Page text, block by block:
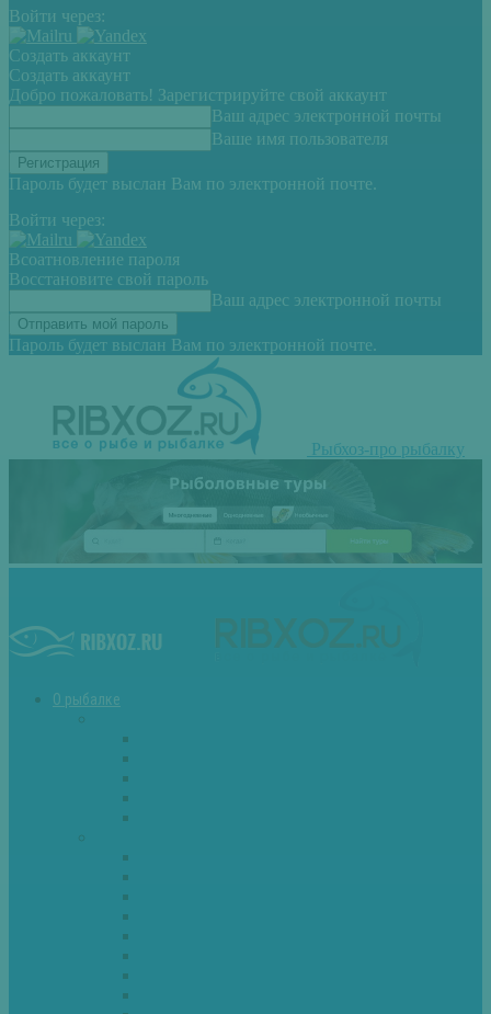
Войти через:
Создать аккаунт
Создать аккаунт
Добро пожаловать! Зарегистрируйте свой аккаунт
Ваш адрес электронной почты
Ваше имя пользователя
Пароль будет выслан Вам по электронной почте.
Войти через:
Всоатновление пароля
Восстановите свой пароль
Ваш адрес электронной почты
Пароль будет выслан Вам по электронной почте.
Рыбхоз-про рыбалку
О рыбалке